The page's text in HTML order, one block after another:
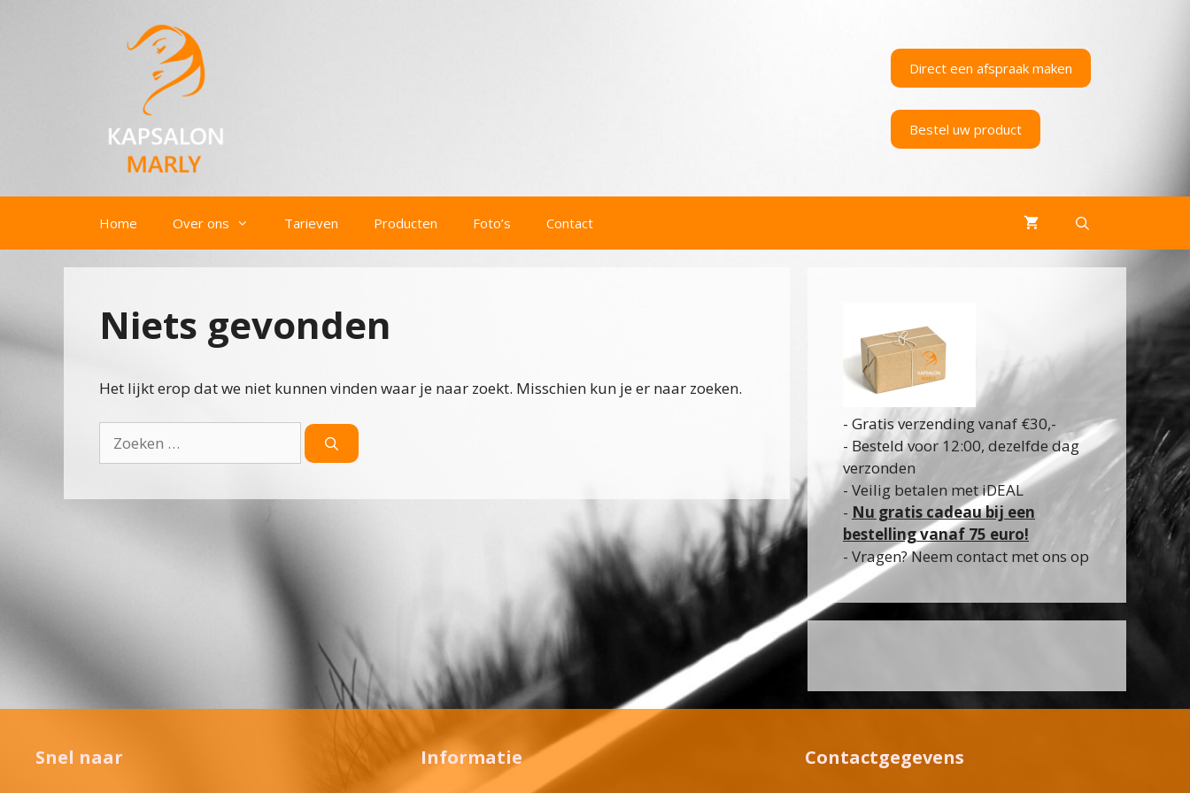
Direct een afspraak maken
Bestel uw product
Home Over ons Tarieven Producten Foto’s Contact
Niets gevonden
Het lijkt erop dat we niet kunnen vinden waar je naar zoekt. Misschien kun je er naar zoeken.
naar:
- Gratis verzending vanaf €30,-
- Besteld voor 12:00, dezelfde dag
verzonden
- Veilig betalen met iDEAL
- Nu gratis cadeau bij een
bestelling vanaf 75 euro!
- Vragen? Neem contact met ons op
Snel naar Informatie Contactgegevens